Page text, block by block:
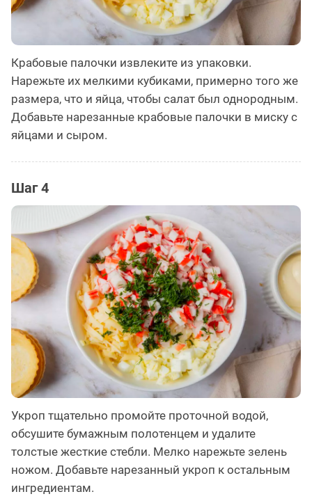
Крабовые палочки извлеките из упаковки.
Нарежьте их мелкими кубиками, примерно того же
размера, что и яйца, чтобы салат был однородным.
Добавьте нарезанные крабовые палочки в миску с
яйцами и сыром.
Шаг 4
Укроп тщательно промойте проточной водой,
обсушите бумажным полотенцем и удалите
толстые жесткие стебли. Мелко нарежьте зелень
ножом. Добавьте нарезанный укроп к остальным
ингредиентам.